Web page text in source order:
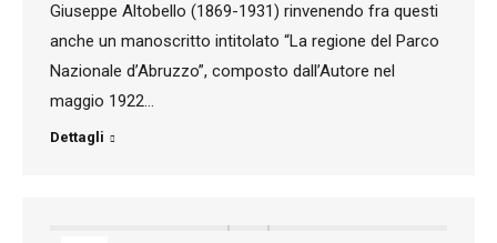
Giuseppe Altobello (1869-1931) rinvenendo fra questi
anche un manoscritto intitolato “La regione del Parco
Nazionale d’Abruzzo”, composto dall’Autore nel
maggio 1922…
Dettagli